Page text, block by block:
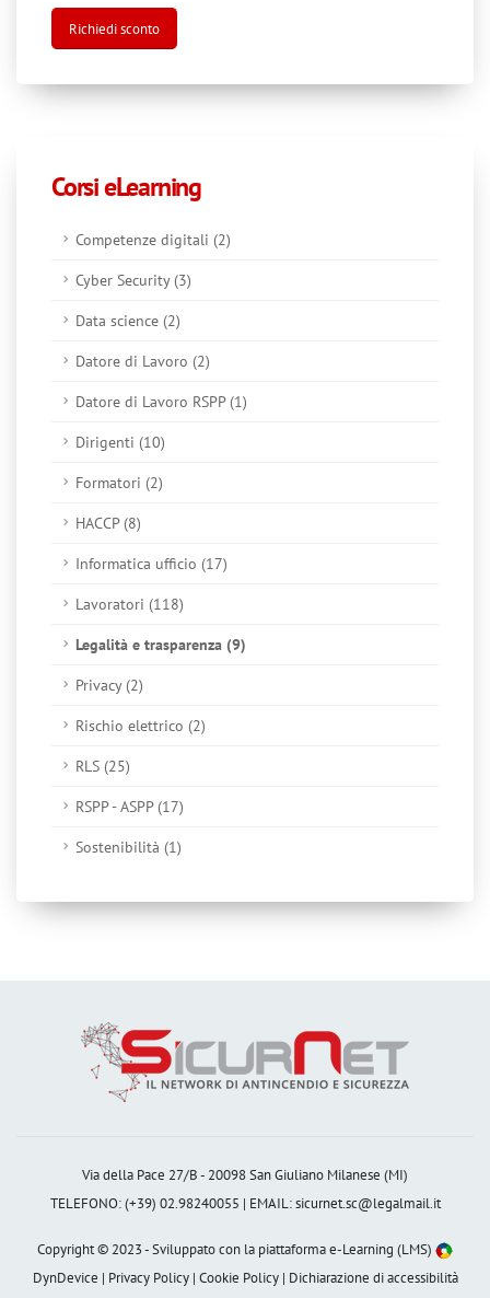
Corsi eLearning
Competenze digitali (2)
Cyber Security (3)
Data science (2)
Datore di Lavoro (2)
Datore di Lavoro RSPP (1)
Dirigenti (10)
Formatori (2)
HACCP (8)
Informatica ufficio (17)
Lavoratori (118)
Legalità e trasparenza (9)
Privacy (2)
Rischio elettrico (2)
RLS (25)
RSPP - ASPP (17)
Sostenibilità (1)
Via della Pace 27/B - 20098 San Giuliano Milanese (MI)
TELEFONO: (+39) 02.98240055 | EMAIL:sicurnet.sc@legalmail.it
Copyright © 2023 - Sviluppato con la piattaforma e-Learning (LMS)
DynDevice | Privacy Policy| Cookie Policy| Dichiarazione di accessibilità